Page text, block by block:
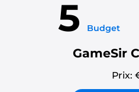
5 Budget
GameSir
Prix: